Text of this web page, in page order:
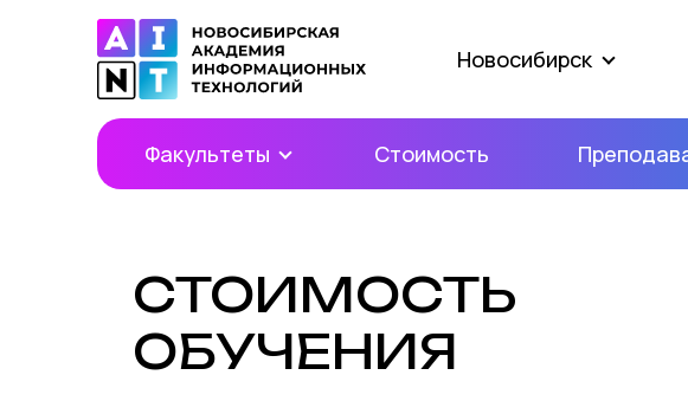
Новосибирск
Факультеты Стоимость
СТОИМОСТЬ
ОБУЧЕНИЯ